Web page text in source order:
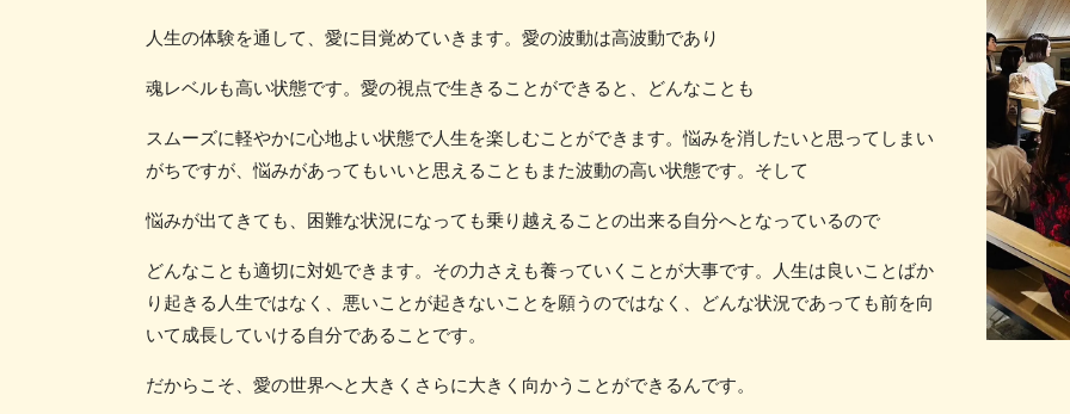
人生の体験を通して、愛に目覚めていきます。愛の波動は高波動であり
魂レベルも高い状態です。愛の視点で生きることができると、どんなことも
スムーズに軽やかに心地よい状態で人生を楽しむことができます。悩みを消したいと思ってしまい
がちですが、悩みがあってもいいと思えることもまた波動の高い状態です。そして
悩みが出てきても、困難な状況になっても乗り越えることの出来る自分へとなっているので
どんなことも適切に対処できます。その力さえも養っていくことが大事です。人生は良いことばか
り起きる人生ではなく、悪いことが起きないことを願うのではなく、どんな状況であっても前を向
いて成長していける自分であることです。
だからこそ、愛の世界へと大きくさらに大きく向かうことができるんです。